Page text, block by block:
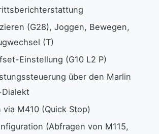
(G28), Joggen, Bewegen,
(T)
Einstellung (G10 L2 P)
über den Marlin
via M410 (Quick Stop)
(Abfragen von M115,